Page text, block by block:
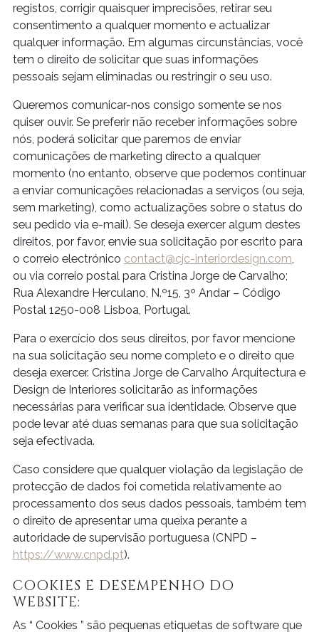
registos, corrigir quaisquer imprecisões, retirar seu
consentimento a qualquer momento e actualizar
qualquer informação. Em algumas circunstâncias, você
tem o direito de solicitar que suas informações
pessoais sejam eliminadas ou restringir o seu uso.
Queremos comunicar-nos consigo somente se nos
quiser ouvir. Se preferir não receber informações sobre
nós, poderá solicitar que paremos de enviar
comunicações de marketing directo a qualquer
momento (no entanto, observe que podemos continuar
a enviar comunicações relacionadas a serviços (ou seja,
sem marketing), como actualizações sobre o status do
seu pedido via e-mail). Se deseja exercer algum destes
direitos, por favor, envie sua solicitação por escrito para
o correio electrónico contact@cjc-interiordesign.com,
ou via correio postal para Cristina Jorge de Carvalho;
Rua Alexandre Herculano, N.º15, 3º Andar – Código
Postal 1250-008 Lisboa, Portugal.
Para o exercício dos seus direitos, por favor mencione
na sua solicitação seu nome completo e o direito que
deseja exercer. Cristina Jorge de Carvalho Arquitectura e
Design de Interiores solicitarão as informações
necessárias para verificar sua identidade. Observe que
pode levar até duas semanas para que sua solicitação
seja efectivada.
Caso considere que qualquer violação da legislação de
protecção de dados foi cometida relativamente ao
processamento dos seus dados pessoais, também tem
o direito de apresentar uma queixa perante a
autoridade de supervisão portuguesa (CNPD –
https://www.cnpd.pt).
COOKIES E DESEMPENHO DO
WEBSITE:
As “ Cookies ” são pequenas etiquetas de software que